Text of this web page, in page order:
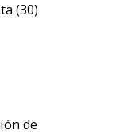
(30)
de